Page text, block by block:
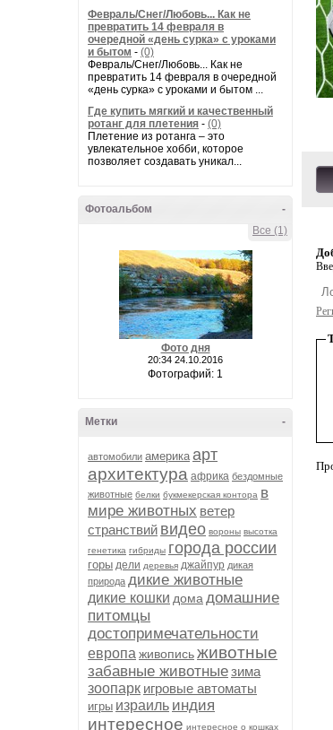
Февраль/Снег/Любовь... Как не
превратить 14 февраля в
очередной «день сурка» с уроками
и бытом - (0)
Февраль/Снег/Любовь... Как не
превратить 14 февраля в очередной
«день сурка» с уроками и бытом ...
Где купить мягкий и качественный
ротанг для плетения - (0)
Плетение из ротанга – это
увлекательное хобби, которое
позволяет создавать уникал...
-
Фотоальбом
Все (1)
Фото дня
20:34 24.10.2016
Фотографий: 1
-
Метки
автомобили америка арт
архитектура африка бездомные
животные белки букмекерская контора в
мире животных ветер
странствий видео вороны высотка
генетика гибриды города россии
горы дели деревья джайпур дикая
природа дикие животные
дикие кошки дома домашние
питомцы
достопримечательности
европа живописьживотные
забавные животныезима
зоопарк игровые автоматы
игры израиль индия
интересное интересное о кошках